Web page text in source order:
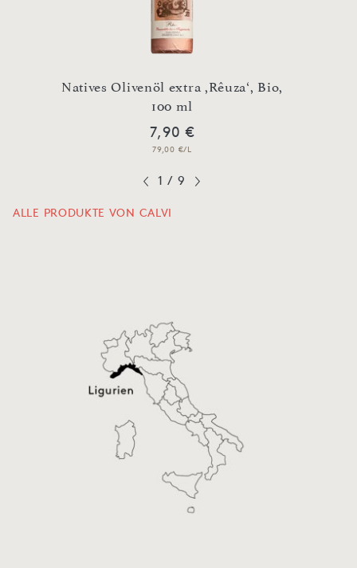
Natives Olivenöl extra ,Rêuza‘, Bio,
100 ml
7,90 €
79,00 €/L
1 / 9
ALLE PRODUKTE VON CALVI